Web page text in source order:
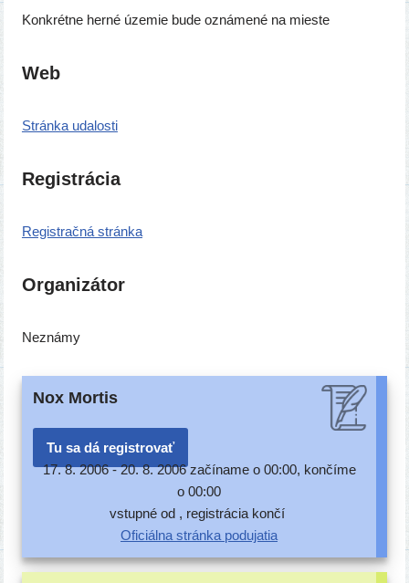
Konkrétne her­né úze­mie bude ozná­me­né na mieste
Web
Stránka uda­los­ti
Registrácia
Registračná strán­ka
Organizátor
Neznámy
Nox Mortis
Tu sa dá registrovať
17. 8. 2006 -20. 8. 2006 začí­na­me o 00:00, kon­čí­me
o 00:00
vstup­né od , regis­trá­cia končí
Oficiálna strán­ka podujatia